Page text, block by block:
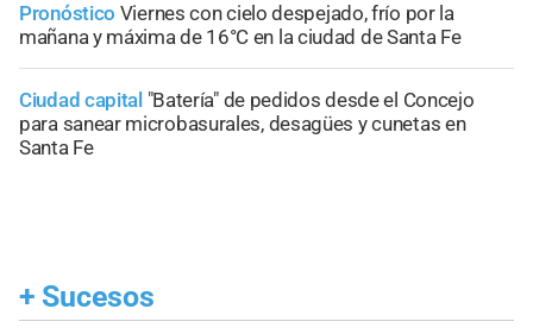
Pronóstico Viernes con cielo despejado, frío por la
mañana y máxima de 16°C en la ciudad de Santa Fe
Ciudad capital "Batería" de pedidos desde el Concejo
para sanear microbasurales, desagües y cunetas en
Santa Fe
+ Sucesos